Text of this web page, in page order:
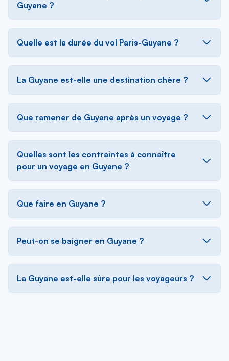
Guyane ?
Quelle est la durée du vol Paris-Guyane ?
La Guyane est-elle une destination chère ?
Que ramener de Guyane après un voyage ?
Quelles sont les contraintes à connaître
pour un voyage en Guyane ?
Que faire en Guyane ?
Peut-on se baigner en Guyane ?
La Guyane est-elle sûre pour les voyageurs ?